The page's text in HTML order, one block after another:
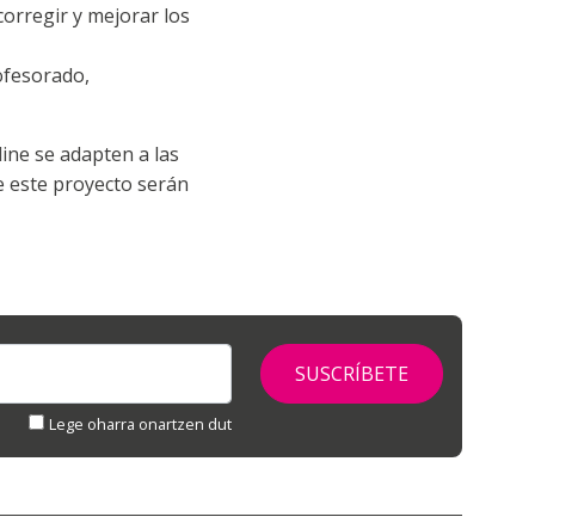
y mejorar los
se adapten a las
este proyecto serán
Lege oharra onartzen dut